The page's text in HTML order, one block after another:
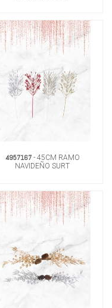
4957167- 45CM RAMO
NAVIDEÑO SURT